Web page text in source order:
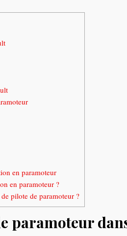
en paramoteur
en paramoteur ?
pilote de paramoteur ?
paramoteur